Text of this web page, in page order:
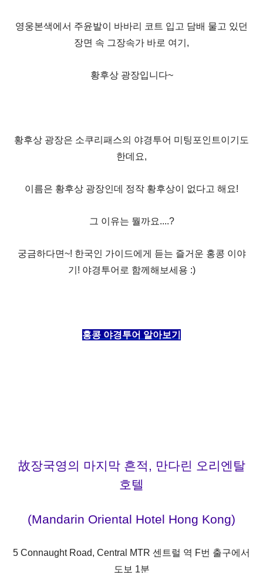
영웅본색에서 주윤발이 바바리 코트 입고 담배 물고 있던
장면 속 그장속가 바로 여기,
황후상 광장입니다~
황후상 광장은 소쿠리패스의 야경투어 미팅포인트이기도
한데요,
이름은 황후상 광장인데 정작 황후상이 없다고 해요!
그 이유는 뭘까요....?
궁금하다면~! 한국인 가이드에게 듣는 즐거운 홍콩 이야
기! 야경투어로 함께해보세용 :)
홍콩 야경투어 알아보기
故장국영의 마지막 흔적,
만다린 오리엔탈
호텔
(Mandarin Oriental Hotel Hong Kong)
5 Connaught Road, Central MTR 센트럴 역 F번 출구에서
도보 1분